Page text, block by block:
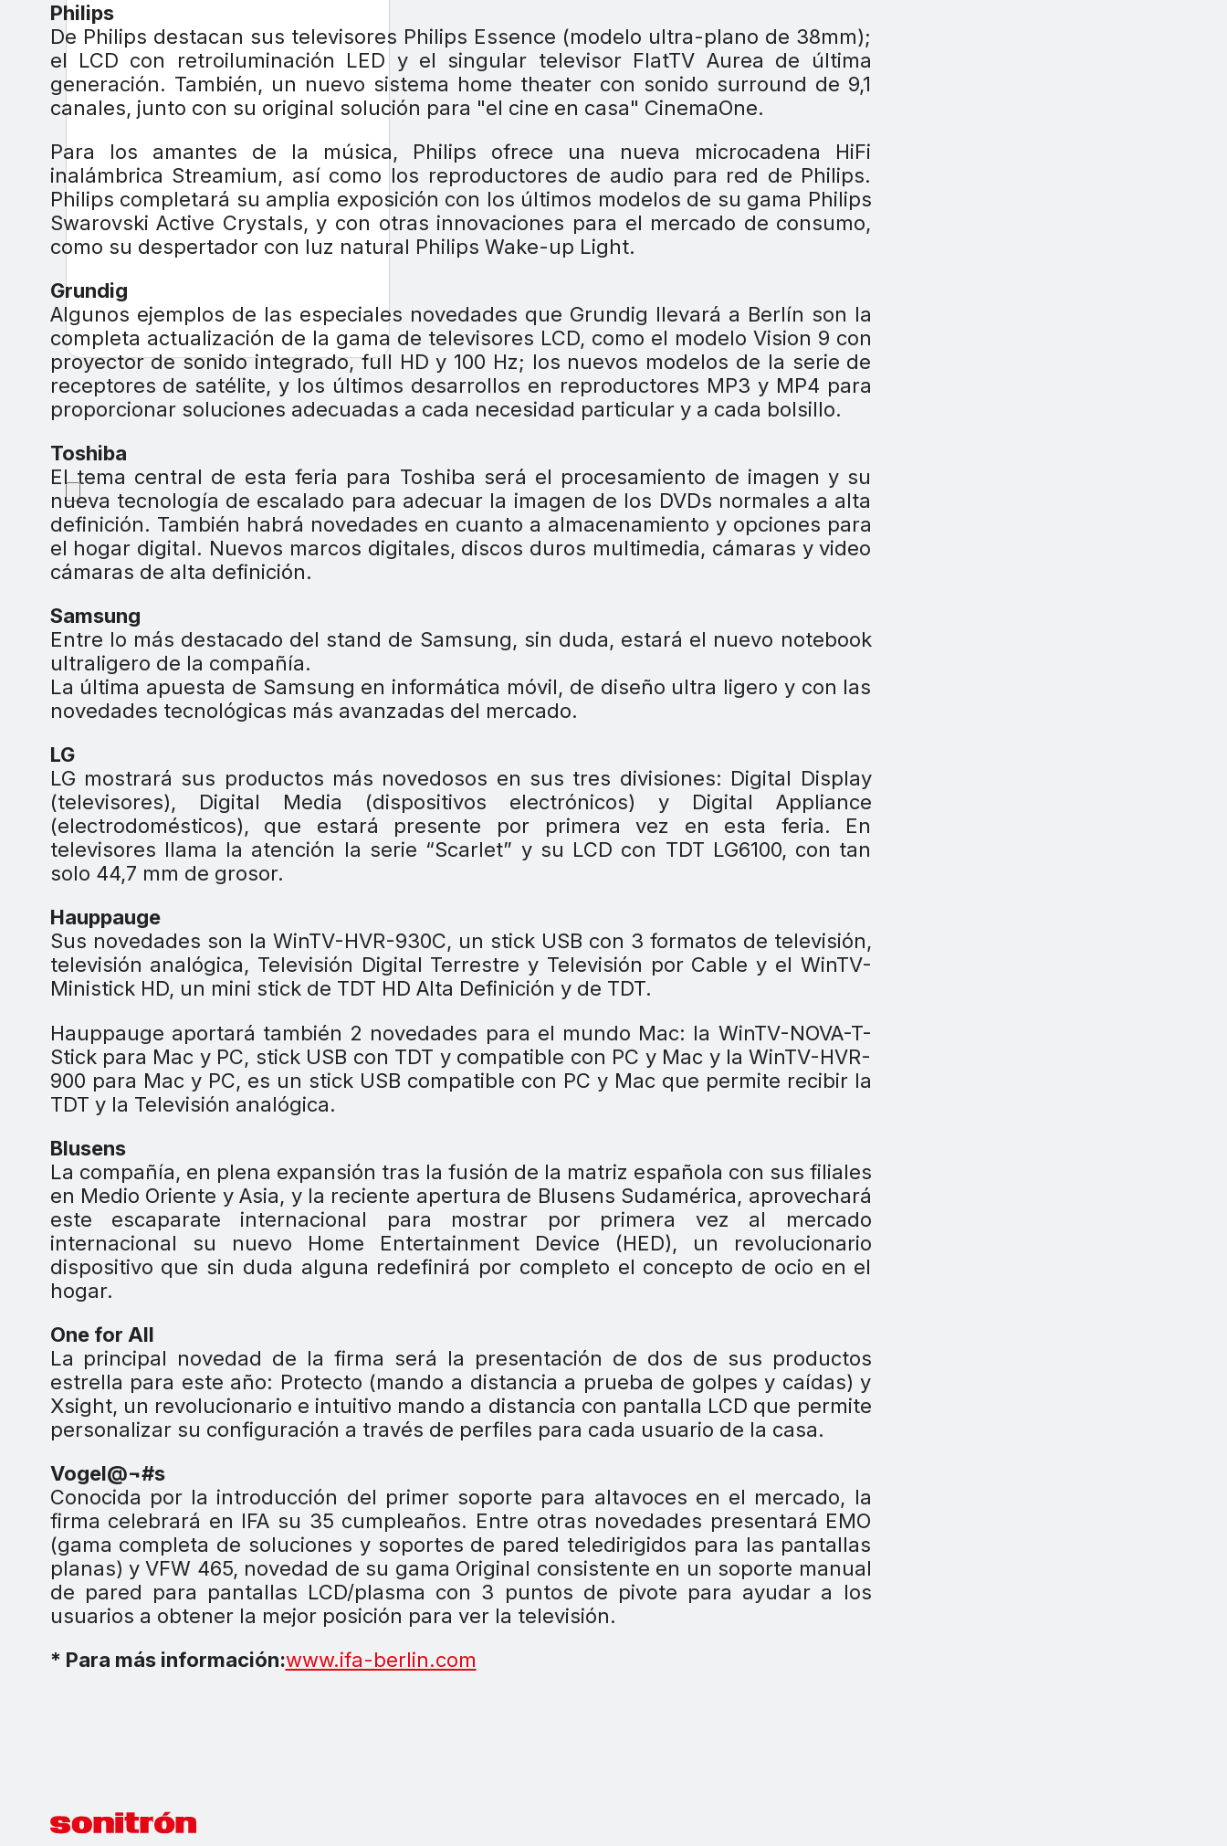
Philips
De Philips destacan sus televisores Philips Essence (modelo ultra-plano de 38mm);
el LCD con retroiluminación LED y el singular televisor FlatTV Aurea de última
generación. También, un nuevo sistema home theater con sonido surround de 9,1
canales, junto con su original solución para "el cine en casa" CinemaOne.
Para los amantes de la música, Philips ofrece una nueva microcadena HiFi
inalámbrica Streamium, así como los reproductores de audio para red de Philips.
Philips completará su amplia exposición con los últimos modelos de su gama Philips
Swarovski Active Crystals, y con otras innovaciones para el mercado de consumo,
como su despertador con luz natural Philips Wake-up Light.
Grundig
Algunos ejemplos de las especiales novedades que Grundig llevará a Berlín son la
completa actualización de la gama de televisores LCD, como el modelo Vision 9 con
proyector de sonido integrado, full HD y 100 Hz; los nuevos modelos de la serie de
receptores de satélite, y los últimos desarrollos en reproductores MP3 y MP4 para
proporcionar soluciones adecuadas a cada necesidad particular y a cada bolsillo.
Toshiba
El tema central de esta feria para Toshiba será el procesamiento de imagen y su
nueva tecnología de escalado para adecuar la imagen de los DVDs normales a alta
definición. También habrá novedades en cuanto a almacenamiento y opciones para
el hogar digital. Nuevos marcos digitales, discos duros multimedia, cámaras y video
cámaras de alta definición.
Samsung
Entre lo más destacado del stand de Samsung, sin duda, estará el nuevo notebook
ultraligero de la compañía.
La última apuesta de Samsung en informática móvil, de diseño ultra ligero y con las
novedades tecnológicas más avanzadas del mercado.
LG
LG mostrará sus productos más novedosos en sus tres divisiones: Digital Display
(televisores), Digital Media (dispositivos electrónicos) y Digital Appliance
(electrodomésticos), que estará presente por primera vez en esta feria. En
televisores llama la atención la serie “Scarlet” y su LCD con TDT LG6100, con tan
solo 44,7 mm de grosor.
Hauppauge
Sus novedades son la WinTV-HVR-930C, un stick USB con 3 formatos de televisión,
televisión analógica, Televisión Digital Terrestre y Televisión por Cable y el WinTV-
Ministick HD, un mini stick de TDT HD Alta Definición y de TDT.
Hauppauge aportará también 2 novedades para el mundo Mac: la WinTV-NOVA-T-
Stick para Mac y PC, stick USB con TDT y compatible con PC y Mac y la WinTV-HVR-
900 para Mac y PC, es un stick USB compatible con PC y Mac que permite recibir la
TDT y la Televisión analógica.
Blusens
La compañía, en plena expansión tras la fusión de la matriz española con sus filiales
en Medio Oriente y Asia, y la reciente apertura de Blusens Sudamérica, aprovechará
este escaparate internacional para mostrar por primera vez al mercado
internacional su nuevo Home Entertainment Device (HED), un revolucionario
dispositivo que sin duda alguna redefinirá por completo el concepto de ocio en el
hogar.
One for All
La principal novedad de la firma será la presentación de dos de sus productos
estrella para este año: Protecto (mando a distancia a prueba de golpes y caídas) y
Xsight, un revolucionario e intuitivo mando a distancia con pantalla LCD que permite
personalizar su configuración a través de perfiles para cada usuario de la casa.
Vogel@¬#s
Conocida por la introducción del primer soporte para altavoces en el mercado, la
firma celebrará en IFA su 35 cumpleaños. Entre otras novedades presentará EMO
(gama completa de soluciones y soportes de pared teledirigidos para las pantallas
planas) y VFW 465, novedad de su gama Original consistente en un soporte manual
de pared para pantallas LCD/plasma con 3 puntos de pivote para ayudar a los
usuarios a obtener la mejor posición para ver la televisión.
* Para más información:www.ifa-berlin.com